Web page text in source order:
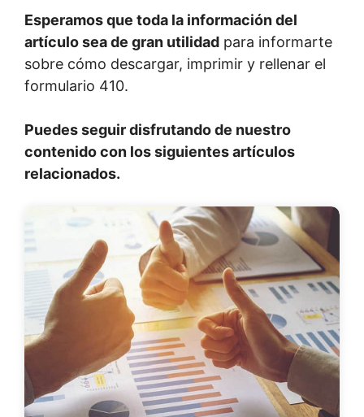
Esperamos que toda la información del
artículo sea de gran utilidad para informarte
sobre cómo descargar, imprimir y rellenar el
formulario 410.
Puedes seguir disfrutando de nuestro
contenido con los siguientes artículos
relacionados.